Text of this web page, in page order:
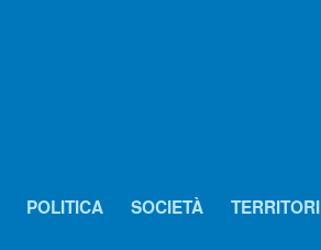
POLITICA SOCIETÀ TERRITORI